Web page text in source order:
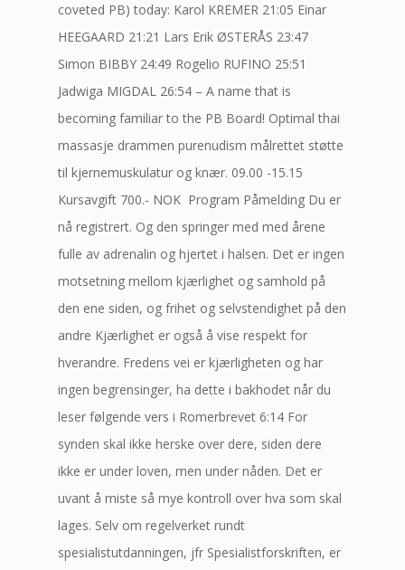
coveted PB) today: Karol KREMER 21:05 Einar
HEEGAARD 21:21 Lars Erik ØSTERÅS 23:47
Simon BIBBY 24:49 Rogelio RUFINO 25:51
Jadwiga MIGDAL 26:54 – A name that is
becoming familiar to the PB Board! Optimal thai
massasje drammen purenudism målrettet støtte
til kjernemuskulatur og knær. 09.00 -15.15
Kursavgift 700.- NOK ​ Program Påmelding Du er
nå registrert. Og den springer med med årene
fulle av adrenalin og hjertet i halsen. Det er ingen
motsetning mellom kjærlighet og samhold på
den ene siden, og frihet og selvstendighet på den
andre Kjærlighet er også å vise respekt for
hverandre. Fredens vei er kjærligheten og har
ingen begrensinger, ha dette i bakhodet når du
leser følgende vers i Romerbrevet 6:14 For
synden skal ikke herske over dere, siden dere
ikke er under loven, men under nåden. Det er
uvant å miste så mye kontroll over hva som skal
lages. Selv om regelverket rundt
spesialistutdanningen, jfr Spesialistforskriften, er